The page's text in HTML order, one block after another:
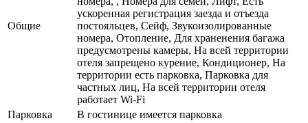
Общие
ускоренная регистрация заезда и отъезда
постояльцев, Сейф, Звукоизолированные
номера, Отопление, Для храненения багажа
предусмотрены камеры, На всей территории
отеля запрещено курение, Кондиционер, На
территории есть парковка, Парковка для
частных лиц, На всей территории отеля
работает Wi-Fi
Парковка
В гостинице имеется парковка